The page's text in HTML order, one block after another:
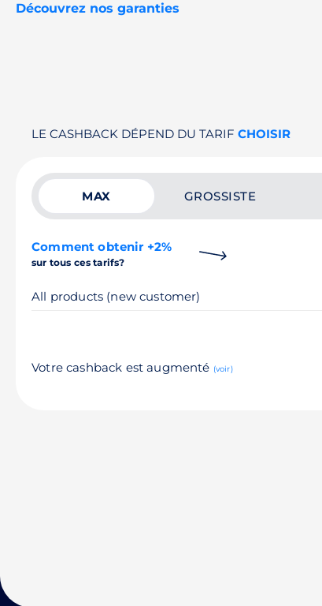
Découvrez nos garanties
LE CASHBACK DÉPEND DU TARIF CHOISIR
MAX GROSSISTE
Comment obtenir +2%
sur tous ces tarifs?
All products (new customer)
Votre cashback est augmenté (voir)